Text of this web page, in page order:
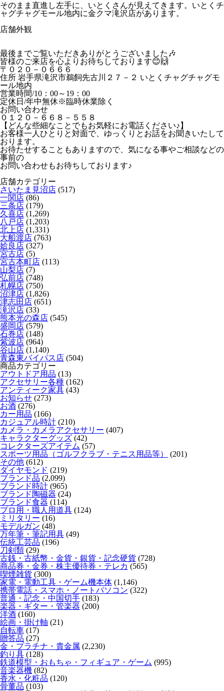
そのまま直進し左手に、いとくさんが見えてきます。いとくチ
ャグチャグモール地内に金クマ滝沢店があります。
店舗外観
最後までご覧いただきありがとうございました🎶
皆様のご来店を心よりお待ちしております😊🙌
〒０２０－０６６６
住所 岩手県滝沢市鵜飼先古川２７－２ いとくチャグチャグモ
ール地内
営業時間/10：00～19：00
定休日/年中無休※臨時休業除く
お問い合わせ
０１２０－６６８－５５８
【どんな些細なことでもお気軽にお電話ください♪】
お客様一人ひとりと対面で、ゆっくりとお話をお聞きいたして
おります。
お待たせすることもありますので、気になる事やご相談などの
事前の
お問い合わせもお待ちしております♪
店舗カテゴリー
さいたま見沼店 (517)
一関店 (86)
三条店 (179)
久喜店 (1,269)
八戸店 (1,203)
北上店 (1,331)
大船渡店 (763)
姶良店 (327)
宮古店 (5)
宮古本町店 (113)
山梨店 (7)
弘前店 (748)
札幌店 (750)
沼津店 (1,826)
津志田店 (651)
滝沢店 (33)
熊本光の森店 (545)
盛岡店 (579)
石巻店 (148)
紫波店 (964)
谷山店 (1,140)
青森東バイパス店 (504)
商品カテゴリー
アウトドア用品 (13)
アクセサリー各種 (162)
アンティーク家具 (43)
お知らせ (273)
お酒 (276)
カー用品 (166)
カジュアル時計 (210)
カメラ・カメラアクセサリー (407)
キャラクターグッズ (42)
コレクターズアイテム (57)
スポーツ用品（ゴルフクラブ・テニス用品等）
(201)
その他 (612)
ダイヤモンド (219)
ブランド品 (2,099)
ブランド時計 (965)
ブランド陶磁器 (24)
ブランド食器 (114)
プロ用・職人用道具 (124)
ミリタリー (16)
モデルガン (48)
万年筆・筆記用具 (49)
伝統工芸品 (196)
刀剣類 (29)
古銭・古紙幣・金貨・銀貨・記念硬貨 (728)
商品券・金券・株主優待券・テレカ (565)
喫煙雑貨 (300)
家電・電動工具・ゲーム機本体 (1,146)
携帯電話・スマホ・ノートパソコン (322)
普通・記念・中国切手 (183)
楽器・ギター・管楽器 (200)
洋酒 (160)
絵画・掛け軸 (21)
自転車 (17)
贈答品 (27)
金・プラチナ・貴金属 (2,230)
釣り具 (128)
鉄道模型・おもちゃ・フィギュア・ゲーム (995)
音楽器機 (82)
香水・化粧品 (120)
骨董品 (103)